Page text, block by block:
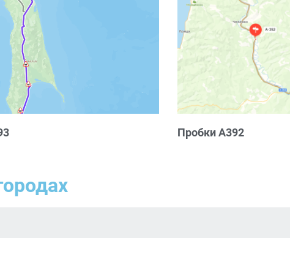
Пробки А392